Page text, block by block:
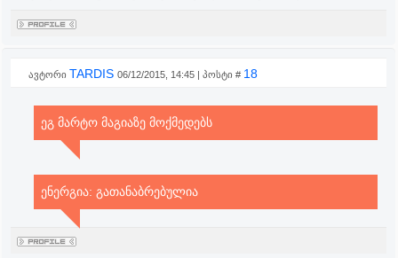
ავტორი TARDIS 06/12/2015, 14:45 | პოსტი # 18
ეგ მარტო მაგიაზე მოქმედებს
ენერგია: გათანაბრებულია